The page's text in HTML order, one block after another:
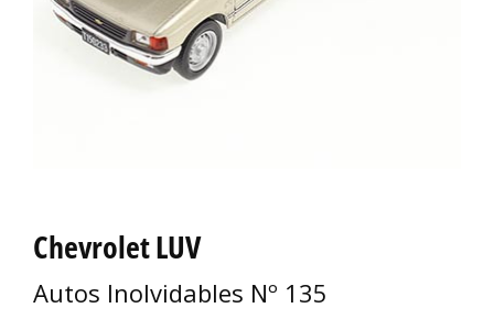
Chevrolet LUV
Autos Inolvidables Nº 135